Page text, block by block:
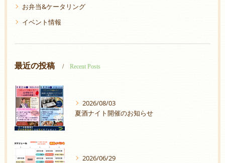
お弁当&ケータリング
イベント情報
最近の投稿 Recent Posts
2026/08/03
夏酒ナイト開催のお知らせ
2026/06/29